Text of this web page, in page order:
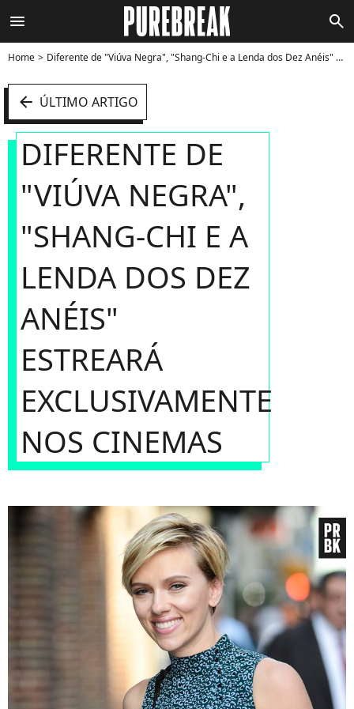
menu search
Home Diferente de "Viúva Negra", "Shang-Chi e a Lenda dos Dez Anéis" estreará exclusivamente nos cinemas - Foto
arrow_left ÚLTIMO ARTIGO
DIFERENTE DE
"VIÚVA NEGRA",
"SHANG-CHI E A
LENDA DOS DEZ
ANÉIS"
ESTREARÁ
EXCLUSIVAMENTE
NOS CINEMAS